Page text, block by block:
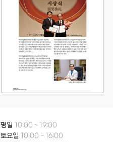
평일 10:00 ~ 19:00
토요일 10:00 ~ 16:00